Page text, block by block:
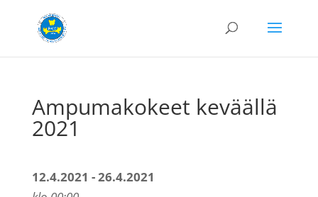
Ampumakokeet keväällä
2021
12.4.2021 - 26.4.2021